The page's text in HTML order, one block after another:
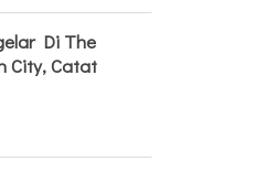
Di The
City, Catat